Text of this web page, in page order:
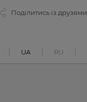
Поділитись із друзями
UA RU